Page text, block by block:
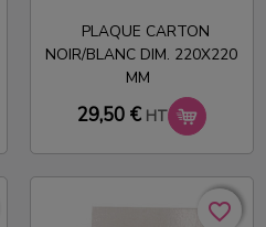
PLAQUE CARTON
NOIR/BLANC DIM. 220X220
MM
29,50 € HT
favorite_border
favorite_border